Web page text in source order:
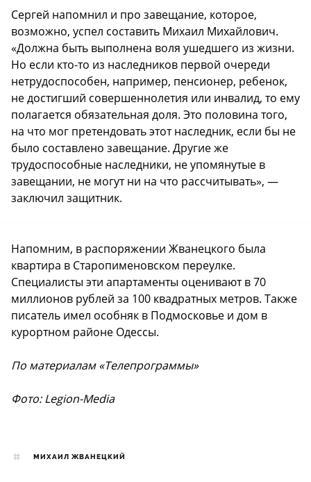
Сергей напомнил и про завещание, которое,
возможно, успел составить Михаил Михайлович.
«Должна быть выполнена воля ушедшего из жизни.
Но если кто-то из наследников первой очереди
нетрудоспособен, например, пенсионер, ребенок,
не достигший совершеннолетия или инвалид, то ему
полагается обязательная доля. Это половина того,
на что мог претендовать этот наследник, если бы не
было составлено завещание. Другие же
трудоспособные наследники, не упомянутые в
завещании, не могут ни на что рассчитывать», —
заключил защитник.
Напомним, в распоряжении Жванецкого была
квартира в Старопименовском переулке.
Специалисты эти апартаменты оценивают в 70
миллионов рублей за 100 квадратных метров. Также
писатель имел особняк в Подмосковье и дом в
курортном районе Одессы.
По материалам «Телепрограммы»
Фото: Legion-Media
МИХАИЛ ЖВАНЕЦКИЙ